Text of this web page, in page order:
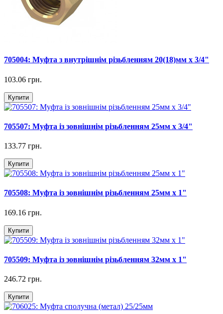
705004: Муфта з внутрішнім різьбленням 20(18)мм х 3/4"
103.06 грн.
Купити
705507: Муфта із зовнішнім різьбленням 25мм х 3/4"
133.77 грн.
Купити
705508: Муфта із зовнішнім різьбленням 25мм х 1"
169.16 грн.
Купити
705509: Муфта із зовнішнім різьбленням 32мм х 1"
246.72 грн.
Купити